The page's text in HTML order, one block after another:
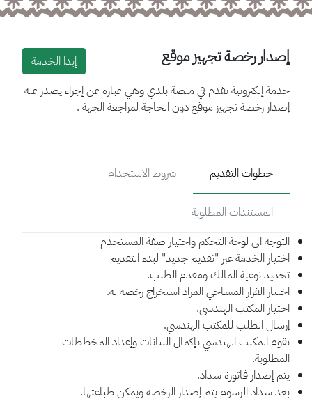
إصدار رخصة تجهيز موقع
إبدا الخدمة
خدمة إلكترونية تقدم في منصة بلدي وهي عبارة عن إجراء يصدر عنه
إصدار رخصة تجهيز موقع دون الحاجة لمراجعة الجهة .
خطوات التقديم شروط الاستخدام
المستندات المطلوبة
التوجه الى لوحة التحكم واختيار صفة المستخدم
اختيار الخدمة عبر "تقديم جديد" لبدء التقديم
تحديد نوعية المالك ومقدم الطلب.
اختيار القرار المساحي المراد استخراج رخصة له.
اختيار المكتب الهندسي.
إرسال الطلب للمكتب الهندسي.
يقوم المكتب الهندسي بإكمال البيانات وإعداد المخططات
المطلوبة.
يتم إصدار فاتورة سداد.
بعد سداد الرسوم يتم إصدار الرخصة ويمكن طباعتها.